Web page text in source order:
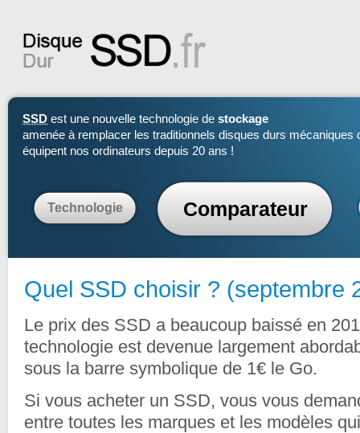
SSD est une nouvelle technologie de stockage
amenée à remplacer les traditionnels disques durs mécaniques
équipent nos ordinateurs depuis 20 ans !
Technologie Comparateur
Quel SSD choisir ? (septembre
Le prix des SSD a beaucoup baissé en
technologie est devenue largement
sous la barre symbolique de 1€ le Go.
Si vous acheter un SSD, vous vous
entre toutes les marques et les modèles